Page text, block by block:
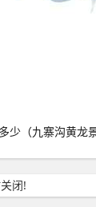
少（九寨沟黄龙
闭!